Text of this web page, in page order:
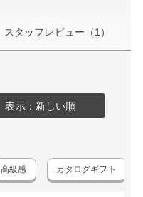
スタッフレビュー （1）
表示：新しい順
高級感 カタログギフト